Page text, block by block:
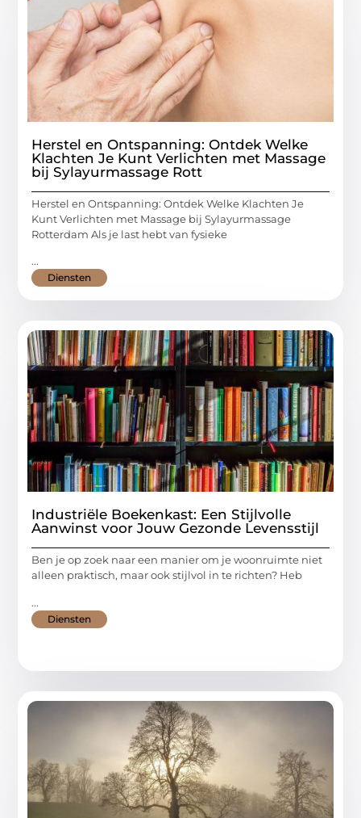
Herstel en Ontspanning: Ontdek Welke
Klachten Je Kunt Verlichten met Massage
bij Sylayurmassage Rott
Herstel en Ontspanning: Ontdek Welke Klachten Je
Kunt Verlichten met Massage bij Sylayurmassage
Rotterdam Als je last hebt van fysieke
...
Diensten
Industriële Boekenkast: Een Stijlvolle
Aanwinst voor Jouw Gezonde Levensstijl
Ben je op zoek naar een manier om je woonruimte niet
alleen praktisch, maar ook stijlvol in te richten? Heb
...
Diensten